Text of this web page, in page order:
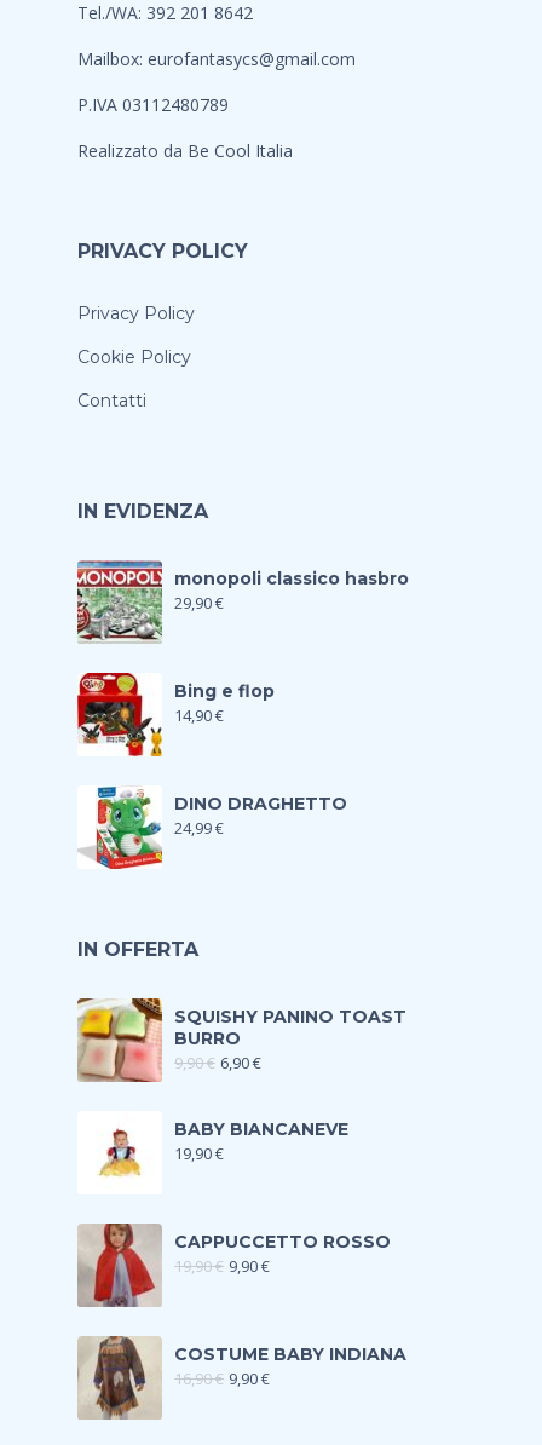
Tel./WA: 392 201 8642
Mailbox: eurofantasycs@gmail.com
P.IVA 03112480789
Realizzato da Be Cool Italia
PRIVACY POLICY
Privacy Policy
Cookie Policy
Contatti
IN EVIDENZA
monopoli classico hasbro
29,90€
Bing e flop
14,90€
DINO DRAGHETTO
24,99€
IN OFFERTA
SQUISHY PANINO TOAST
BURRO
9,90€ 6,90€
BABY BIANCANEVE
19,90€
CAPPUCCETTO ROSSO
19,90€ 9,90€
COSTUME BABY INDIANA
16,90€ 9,90€